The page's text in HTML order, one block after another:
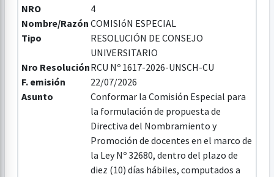
NRO
4
Nombre/Razón COMISIóN ESPECIAL
Tipo
RESOLUCIÓN DE CONSEJO
UNIVERSITARIO
Nro ResoluciónRCU Nº 1617-2026-UNSCH-CU
F. emisión
22/07/2026
Asunto
Conformar la Comisión Especial para
la formulación de propuesta de
Directiva del Nombramiento y
Promoción de docentes en el marco de
la Ley Nº 32680, dentro del plazo de
diez (10) días hábiles, computados a